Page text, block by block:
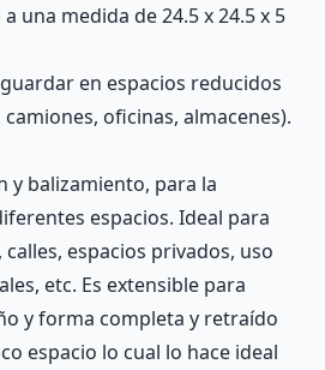
una medida de 24.5 x 24.5 x 5
en espacios reducidos
oficinas, almacenes).
y balizamiento, para la
espacios. Ideal para
espacios privados, uso
etc. Es extensible para
y forma completa y retraído
espacio lo cual lo hace ideal